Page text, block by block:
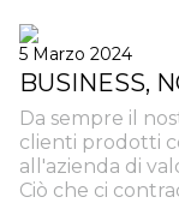
5 Marzo 2024
BUSINESS,
Da sempre il
clienti prodotti
all'azienda di
Ciò che ci